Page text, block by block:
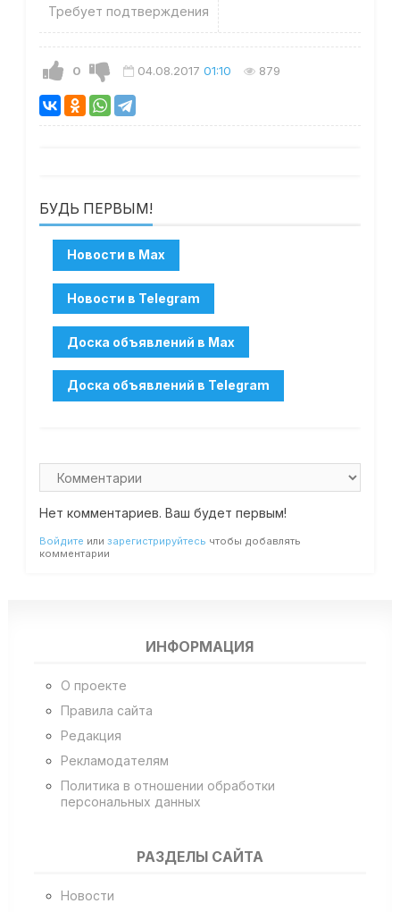
Требует подтверждения
0 04.08.2017 01:10 879
БУДЬ ПЕРВЫМ!
Нет комментариев. Ваш будет первым!
Войдите или зарегистрируйтесь чтобы добавлять
комментарии
ИНФОРМАЦИЯ
О проекте
Правила сайта
Редакция
Рекламодателям
Политика в отношении обработки
персональных данных
РАЗДЕЛЫ САЙТА
Новости